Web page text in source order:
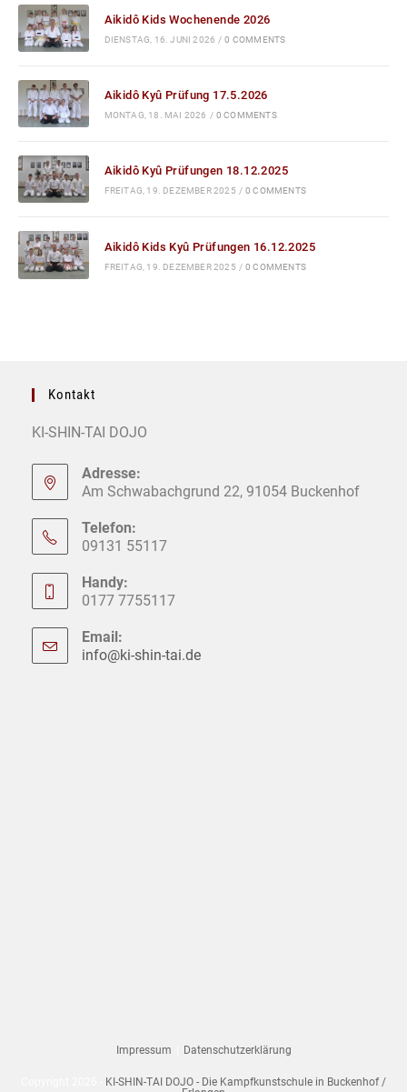
Aikidô Kids Wochenende 2026
DIENSTAG, 16. JUNI 2026 / 0 COMMENTS
Aikidô Kyû Prüfung 17.5.2026
MONTAG, 18. MAI 2026 / 0 COMMENTS
Aikidô Kyû Prüfungen 18.12.2025
FREITAG, 19. DEZEMBER 2025 / 0 COMMENTS
Aikidô Kids Kyû Prüfungen 16.12.2025
FREITAG, 19. DEZEMBER 2025 / 0 COMMENTS
Kontakt
KI-SHIN-TAI DOJO
Adresse:
Am Schwabachgrund 22, 91054 Buckenhof
Telefon:
09131 55117
Handy:
0177 7755117
Email:
info@ki-shin-tai.deOpens
Impressum Datenschutzerklärung
KI-SHIN-TAI DOJO - Die Kampfkunstschule in Buckenhof /